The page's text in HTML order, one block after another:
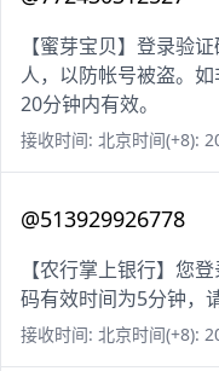
【蜜芽宝贝】登录验
人，以防帐号被盗。
20分钟内有效。
接收时间: 北京时间(+8):
@513929926778
【农行掌上银行】您
码有效时间为5分钟，
接收时间: 北京时间(+8):